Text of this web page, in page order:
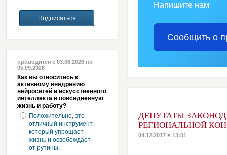
проводится с 03.08.2026 по
05.09.2026
Как вы относитесь к
активному внедрению
нейросетей и искусственного
интеллекта в повседневную
жизнь и работу?
Положительно, это
отличный инструмент,
который упрощает
жизнь и освобождает
от рутины.
Напишите нам
Сообщить о
ДЕПУТАТЫ
РЕГИОНАЛЬНОЙ
04.12.2017 в 13:01